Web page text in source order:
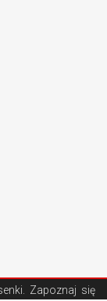
. Zapoznaj się